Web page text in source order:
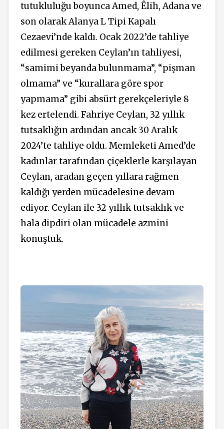
tutukluluğu boyunca Amed, Êlih, Adana ve
son olarak Alanya L Tipi Kapalı
Cezaevi’nde kaldı. Ocak 2022’de tahliye
edilmesi gereken Ceylan’ın tahliyesi,
“samimi beyanda bulunmama”, “pişman
olmama” ve “kurallara göre spor
yapmama” gibi absürt gerekçeleriyle 8
kez ertelendi. Fahriye Ceylan, 32 yıllık
tutsaklığın ardından ancak 30 Aralık
2024’te tahliye oldu. Memleketi Amed’de
kadınlar tarafından çiçeklerle karşılayan
Ceylan, aradan geçen yıllara rağmen
kaldığı yerden mücadelesine devam
ediyor. Ceylan ile 32 yıllık tutsaklık ve
hala dipdiri olan mücadele azmini
konuştuk.